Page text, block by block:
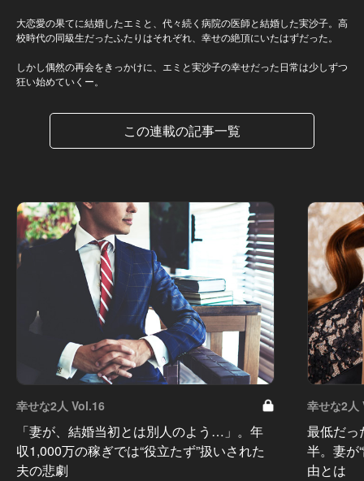
大恋愛の果てに結婚したエミと、代々続く病院の医師と結婚した実沙子。高
校時代の同級生だったふたりはそれぞれ、幸せの絶頂にいたはずだった。
しかし偶然の再会をきっかけに、エミと実沙子の幸せだった日常は少しずつ
狂い始めていくー。
この連載の記事一覧
幸せな2人 Vol.16
「妻が、結婚当初とは別人のよう…」。年
収1,000万の稼ぎでは“役立たず”扱いされた
夫の悲劇
幸せな2人
最低だっ
半。妻が
由とは